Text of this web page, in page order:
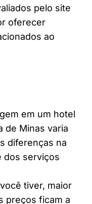
pelo site
oferecer
ao
em um hotel
de Minas varia
diferenças na
dos serviços
tiver, maior
preços ficam a